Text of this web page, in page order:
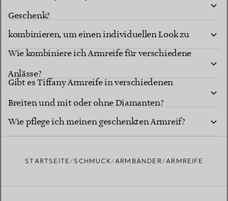
Geschenk?
Kann man Armreifen übereinander tragen oder
kombinieren, um einen individuellen Look zu
erzielen?
Wie kombiniere ich Armreife für verschiedene
Anlässe?
Gibt es Tiffany Armreife in verschiedenen
Breiten und mit oder ohne Diamanten?
Wie pflege ich meinen geschenkten Armreif?
STARTSEITE SCHMUCK ARMBÄNDER ARMREIFE